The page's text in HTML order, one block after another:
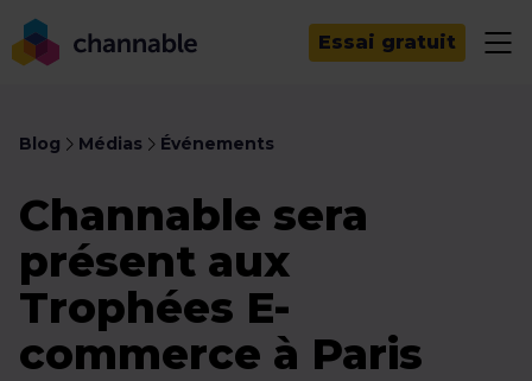
Essai gratuit
Blog Médias Événements
Channable sera
présent aux
Trophées E-
commerce à Paris